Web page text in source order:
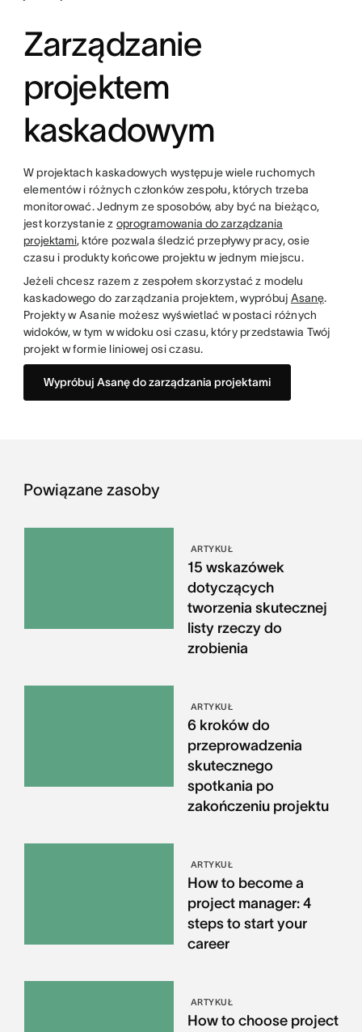
Zarządzanie
projektem
kaskadowym
W projektach kaskadowych występuje wiele ruchomych
elementów i różnych członków zespołu, których trzeba
monitorować. Jednym ze sposobów, aby być na bieżąco,
jest korzystanie z oprogramowania do zarządzania
projektami, które pozwala śledzić przepływy pracy, osie
czasu i produkty końcowe projektu w jednym miejscu.
Jeżeli chcesz razem z zespołem skorzystać z modelu
kaskadowego do zarządzania projektem, wypróbuj Asanę.
Projekty w Asanie możesz wyświetlać w postaci różnych
widoków, w tym w widoku osi czasu, który przedstawia Twój
projekt w formie liniowej osi czasu.
Wypróbuj Asanę do zarządzania projektami
Powiązane zasoby
ARTYKUŁ
15 wskazówek
dotyczących
tworzenia skutecznej
listy rzeczy do
zrobienia
ARTYKUŁ
6 kroków do
przeprowadzenia
skutecznego
spotkania po
zakończeniu projektu
ARTYKUŁ
How to become a
project manager: 4
steps to start your
career
ARTYKUŁ
How to choose project